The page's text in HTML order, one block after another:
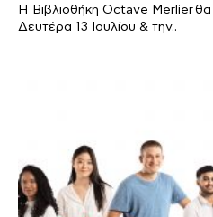
Η Βιβλιοθήκη Octave Merlier θα
Δευτέρα 13 Ιουλίου & την..